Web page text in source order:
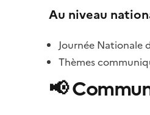
Au niveau
Journée Nationale
Thèmes
📢